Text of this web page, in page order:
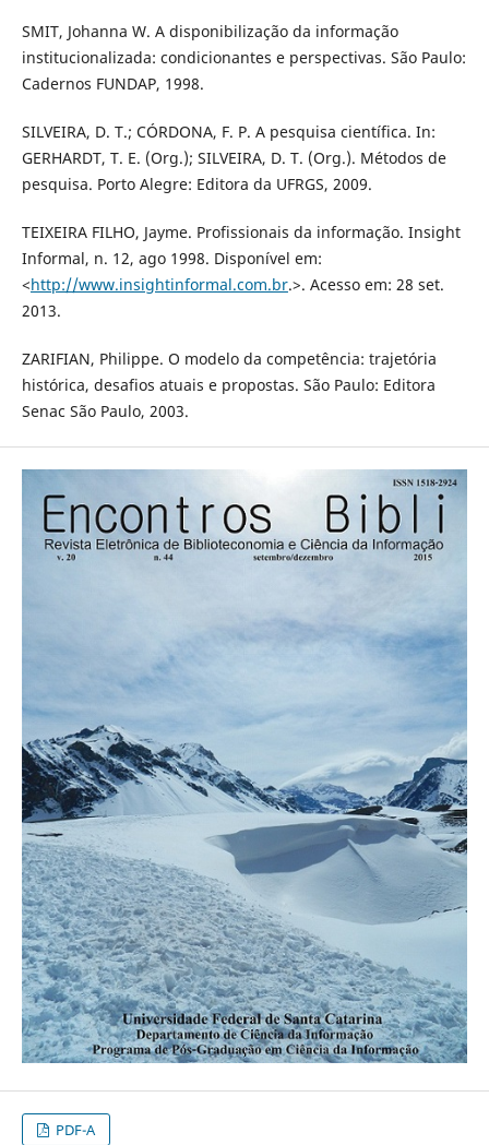
SMIT, Johanna W. A disponibilização da informação
institucionalizada: condicionantes e perspectivas. São Paulo:
Cadernos FUNDAP, 1998.
SILVEIRA, D. T.; CÓRDONA, F. P. A pesquisa científica. In:
GERHARDT, T. E. (Org.); SILVEIRA, D. T. (Org.). Métodos de
pesquisa. Porto Alegre: Editora da UFRGS, 2009.
TEIXEIRA FILHO, Jayme. Profissionais da informação. Insight
Informal, n. 12, ago 1998. Disponível em:
<http://www.insightinformal.com.br.>. Acesso em: 28 set.
2013.
ZARIFIAN, Philippe. O modelo da competência: trajetória
histórica, desafios atuais e propostas. São Paulo: Editora
Senac São Paulo, 2003.
PDF-A